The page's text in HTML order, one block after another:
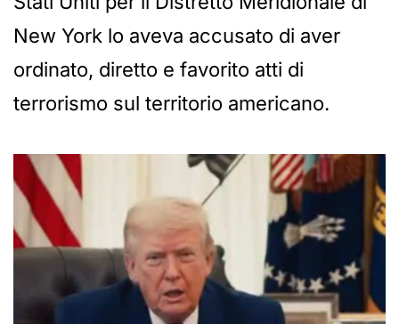
New York lo aveva accusato di aver
ordinato, diretto e favorito atti di
terrorismo sul territorio americano.